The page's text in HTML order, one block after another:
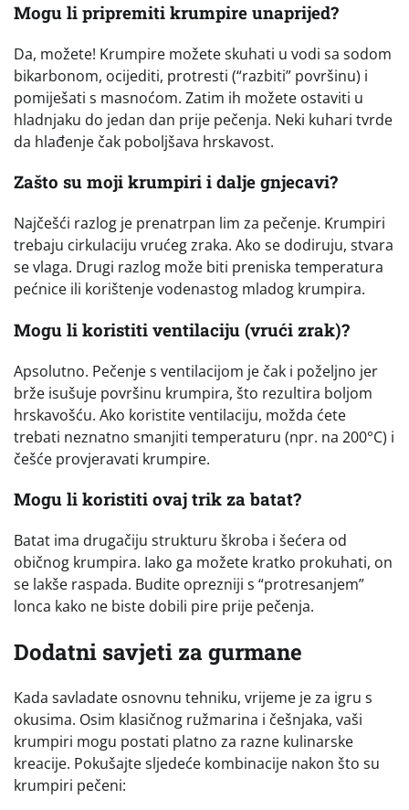
Mogu li pripremiti krumpire unaprijed?
Da, možete! Krumpire možete skuhati u vodi sa sodom
bikarbonom, ocijediti, protresti (“razbiti” površinu) i
pomiješati s masnoćom. Zatim ih možete ostaviti u
hladnjaku do jedan dan prije pečenja. Neki kuhari tvrde
da hlađenje čak poboljšava hrskavost.
Zašto su moji krumpiri i dalje gnjecavi?
Najčešći razlog je prenatrpan lim za pečenje. Krumpiri
trebaju cirkulaciju vrućeg zraka. Ako se dodiruju, stvara
se vlaga. Drugi razlog može biti preniska temperatura
pećnice ili korištenje vodenastog mladog krumpira.
Mogu li koristiti ventilaciju (vrući zrak)?
Apsolutno. Pečenje s ventilacijom je čak i poželjno jer
brže isušuje površinu krumpira, što rezultira boljom
hrskavošću. Ako koristite ventilaciju, možda ćete
trebati neznatno smanjiti temperaturu (npr. na 200°C) i
češće provjeravati krumpire.
Mogu li koristiti ovaj trik za batat?
Batat ima drugačiju strukturu škroba i šećera od
običnog krumpira. Iako ga možete kratko prokuhati, on
se lakše raspada. Budite oprezniji s “protresanjem”
lonca kako ne biste dobili pire prije pečenja.
Dodatni savjeti za gurmane
Kada savladate osnovnu tehniku, vrijeme je za igru s
okusima. Osim klasičnog ružmarina i češnjaka, vaši
krumpiri mogu postati platno za razne kulinarske
kreacije. Pokušajte sljedeće kombinacije nakon što su
krumpiri pečeni: